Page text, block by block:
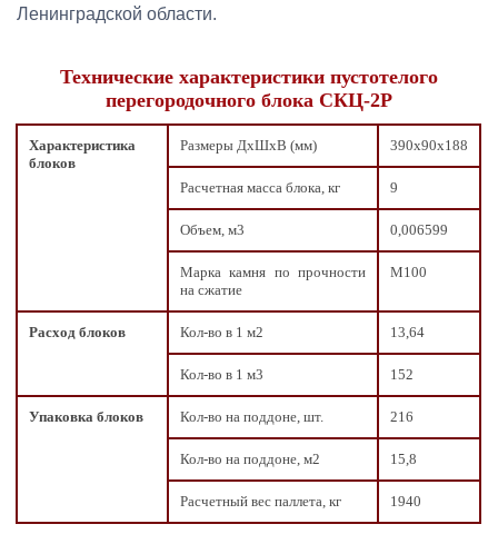
Ленинградской области.
Технические характеристики пустотелого
перегородочного блока СКЦ-2Р
Характеристика
блоков
Размеры ДxШxВ (мм) 390х90х188
Расчетная масса блока, кг 9
Объем, м3 0,006599
Марка камня по прочности
на сжатие
М100
Расход блоков Кол-во в 1 м2 13,64
Кол-во в 1 м3 152
Упаковка блоков Кол-во на поддоне, шт. 216
Кол-во на поддоне, м2 15,8
Расчетный вес паллета, кг 1940